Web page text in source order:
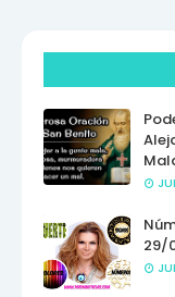
29/